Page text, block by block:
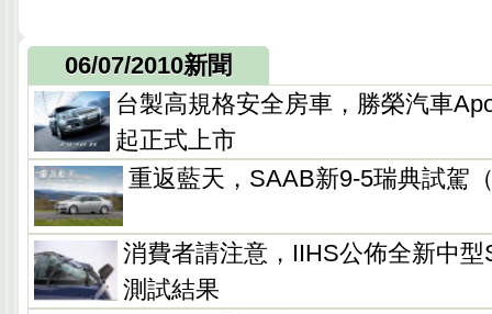
06/07/2010新聞
台製高規格安全房車，勝榮汽車
起正式上市
重返藍天，SAAB新9-5瑞典試駕
消費者請注意，IIHS公佈全新中
測試結果